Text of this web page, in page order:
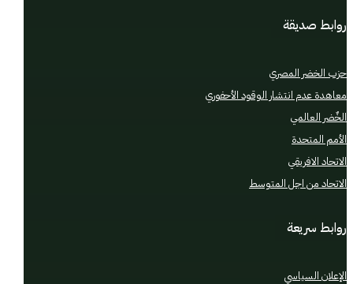
روابط صديقة
حزب الخضر المصري
معاهدة عدم انتشار الوقود الأحفوري
الخٌضر العالمي
الأمم المتحدة
الاتحاد الافريقي
الاتحاد من اجل المتوسط
روابط سريعة
الإعلان السياسي